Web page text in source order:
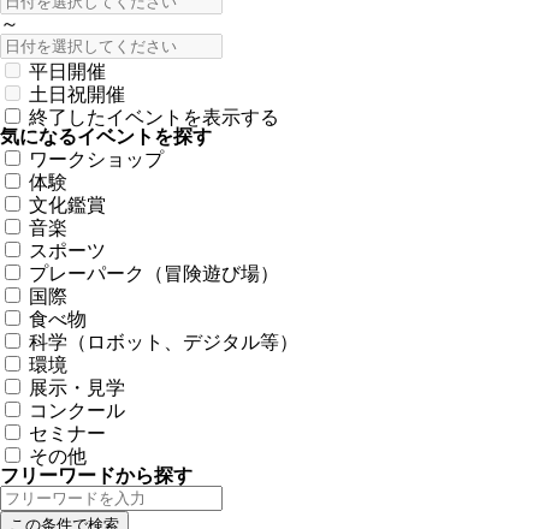
～
平日開催
土日祝開催
終了したイベントを表示する
気になるイベントを探す
ワークショップ
体験
文化鑑賞
音楽
スポーツ
プレーパーク（冒険遊び場）
国際
食べ物
科学（ロボット、デジタル等）
環境
展示・見学
コンクール
セミナー
その他
フリーワードから探す